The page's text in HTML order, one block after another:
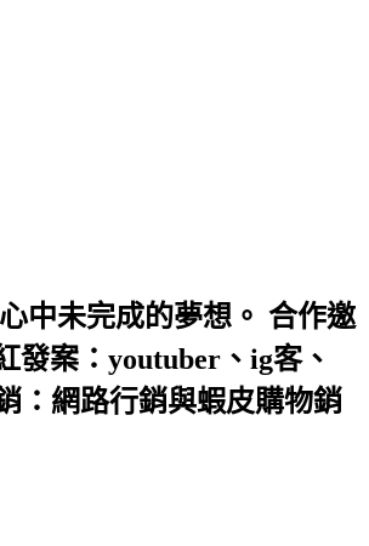
中未完成的夢想。 合作邀
發案：youtuber、ig客、
：網路行銷與蝦皮購物銷